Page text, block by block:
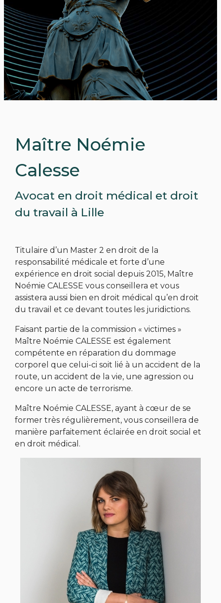
Maître Noémie
Calesse
Avocat en droit médical et droit
du travail à Lille
Titulaire d’un Master 2 en droit de la
responsabilité médicale et forte d’une
expérience en droit social depuis 2015, Maître
Noémie CALESSE vous conseillera et vous
assistera aussi bien en droit médical qu’en droit
du travail et ce devant toutes les juridictions.
Faisant partie de la commission « victimes »
Maître Noémie CALESSE est également
compétente en réparation du dommage
corporel que celui-ci soit lié à un accident de la
route, un accident de la vie, une agression ou
encore un acte de terrorisme.
Maître Noémie CALESSE, ayant à cœur de se
former très régulièrement, vous conseillera de
manière parfaitement éclairée en droit social et
en droit médical.